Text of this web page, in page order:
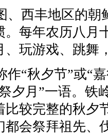
、西丰地区的朝
。每年农历八月
、玩游戏、跳舞
作“秋夕节”或“
夕月”一语。铁
比较完整的秋夕
都会祭拜祖先、